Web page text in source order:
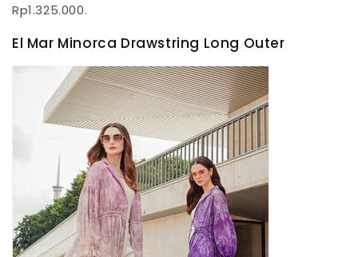
Rp1.325.000.
El Mar Minorca Drawstring Long Outer